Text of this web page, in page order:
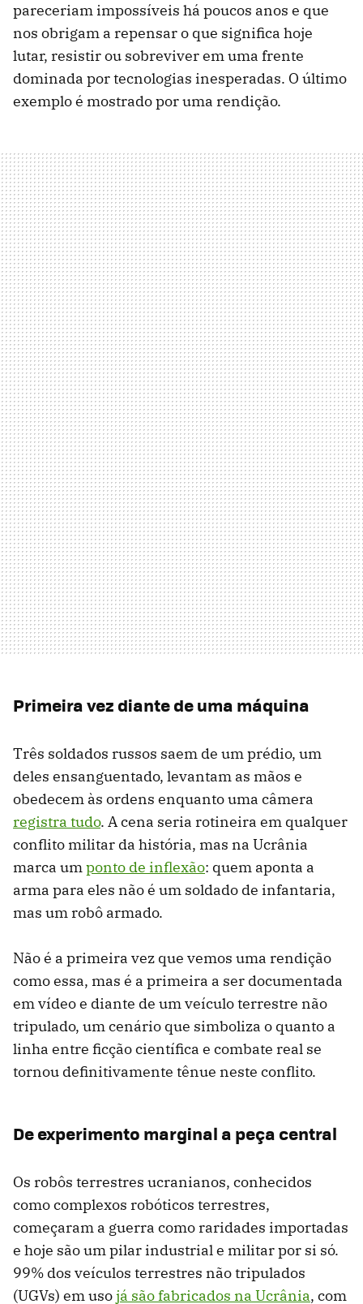
pareceriam impossíveis há poucos anos e que
nos obrigam a repensar o que significa hoje
lutar, resistir ou sobreviver em uma frente
dominada por tecnologias inesperadas. O último
exemplo é mostrado por uma rendição.
Primeira vez diante de uma máquina
Três soldados russos saem de um prédio, um
deles ensanguentado, levantam as mãos e
obedecem às ordens enquanto uma câmera
registra tudo. A cena seria rotineira em qualquer
conflito militar da história, mas na Ucrânia
marca umponto de inflexão: quem aponta a
arma para eles não é um soldado de infantaria,
mas um robô armado.
Não é a primeira vez que vemos uma rendição
como essa, mas é a primeira a ser documentada
em vídeo e diante de um veículo terrestre não
tripulado, um cenário que simboliza o quanto a
linha entre ficção científica e combate real se
tornou definitivamente tênue neste conflito.
De experimento marginal a peça central
Os robôs terrestres ucranianos, conhecidos
como complexos robóticos terrestres,
começaram a guerra como raridades importadas
e hoje são um pilar industrial e militar por si só.
99% dos veículos terrestres não tripulados
(UGVs) em usojá são fabricados na Ucrânia, com